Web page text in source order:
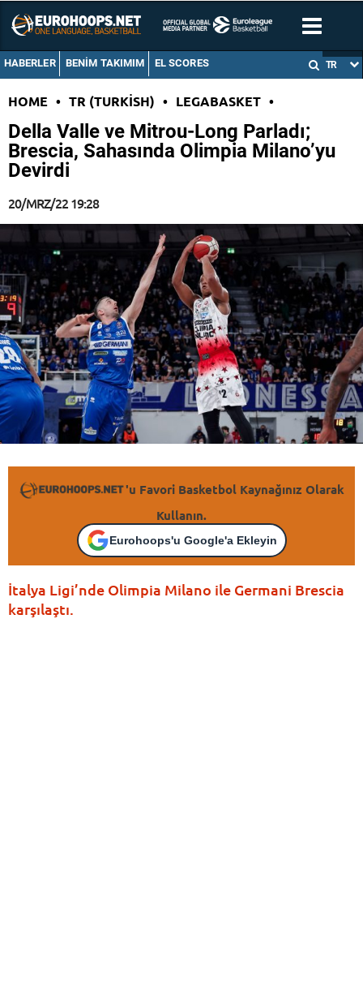
HABERLER BENIM TAKIMIM EL SCORES TR
HOME • TR (TURKISH) • LEGABASKET •
Della Valle ve Mitrou-Long Parladı;
Brescia, Sahasında Olimpia Milano’yu
Devirdi
20/MRZ/22 19:28
'u Favori Basketbol Kaynağınız Olarak
Kullanın.
Eurohoops'u Google'a Ekleyin
İtalya Ligi’nde Olimpia Milano ile Germani Brescia
karşılaştı.